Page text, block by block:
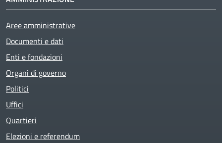
Aree amministrative
Documenti e dati
Enti e fondazioni
Organi di governo
Politici
Uffici
Quartieri
Elezioni e referendum